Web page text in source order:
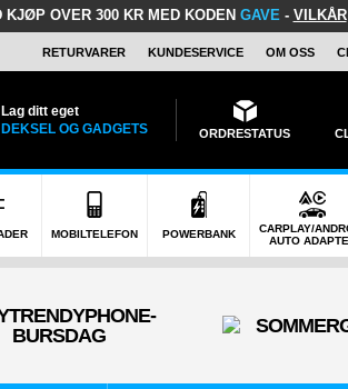
KJØP OVER 300 KR MED KODEN GAVE- VILKÅR
RETURVARER KUNDESERVICE OM OSS
Lag ditt eget
DEKSEL OG GADGETS
ORDRESTATUS
MOBILTELEFON POWERBANK
CARPLAY/
AUTO